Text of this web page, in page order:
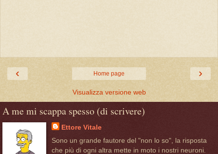
‹ ›
Home page
Visualizza versione web
A me mi scappa spesso (di scrivere)
Ettore Vitale
Sono un grande fautore del "non lo so", la risposta
che più di ogni altra mette in moto i nostri neuroni.